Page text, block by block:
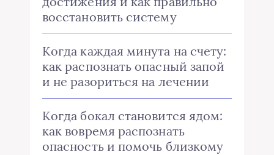
восстановить систему
Когда каждая минута на счету:
как распознать опасный запой
и не разориться на лечении
Когда бокал становится ядом:
как вовремя распознать
опасность и помочь близкому